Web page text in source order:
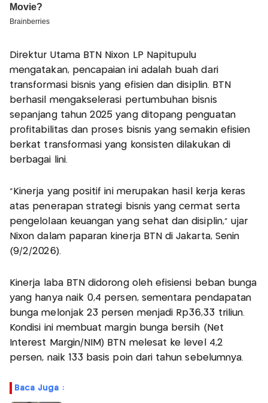
Direktur Utama BTN Nixon LP Napitupulu
mengatakan, pencapaian ini adalah buah dari
transformasi bisnis yang efisien dan disiplin. BTN
berhasil mengakselerasi pertumbuhan bisnis
sepanjang tahun 2025 yang ditopang penguatan
profitabilitas dan proses bisnis yang semakin efisien
berkat transformasi yang konsisten dilakukan di
berbagai lini.
"Kinerja yang positif ini merupakan hasil kerja keras
atas penerapan strategi bisnis yang cermat serta
pengelolaan keuangan yang sehat dan disiplin,” ujar
Nixon dalam paparan kinerja BTN di Jakarta, Senin
(9/2/2026).
Kinerja laba BTN didorong oleh efisiensi beban bunga
yang hanya naik 0,4 persen, sementara pendapatan
bunga melonjak 23 persen menjadi Rp36,33 triliun.
Kondisi ini membuat margin bunga bersih (Net
Interest Margin/NIM) BTN melesat ke level 4,2
persen, naik 133 basis poin dari tahun sebelumnya.
Baca Juga :